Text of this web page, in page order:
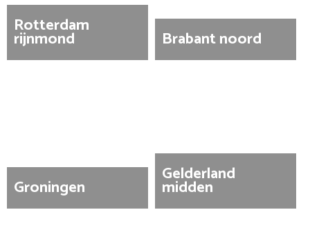
Rotterdam
rijnmond Brabant noord
Groningen
Gelderland
midden